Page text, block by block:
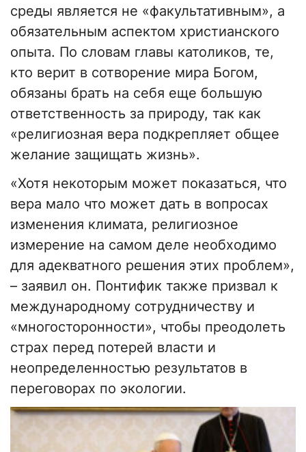
среды является не «факультативным», а
обязательным аспектом христианского
опыта. По словам главы католиков, те,
кто верит в сотворение мира Богом,
обязаны брать на себя еще большую
ответственность за природу, так как
«религиозная вера подкрепляет общее
желание защищать жизнь».
«Хотя некоторым может показаться, что
вера мало что может дать в вопросах
изменения климата, религиозное
измерение на самом деле необходимо
для адекватного решения этих проблем»,
– заявил он. Понтифик также призвал к
международному сотрудничеству и
«многосторонности», чтобы преодолеть
страх перед потерей власти и
неопределенностью результатов в
переговорах по экологии.